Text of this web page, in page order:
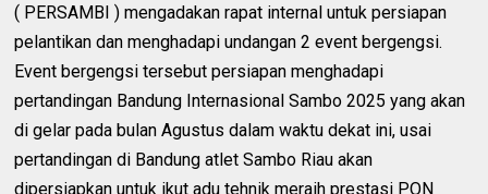
( PERSAMBI ) mengadakan rapat internal untuk persiapan
pelantikan dan menghadapi undangan 2 event bergengsi.
Event bergengsi tersebut persiapan menghadapi
pertandingan Bandung Internasional Sambo 2025 yang akan
di gelar pada bulan Agustus dalam waktu dekat ini, usai
pertandingan di Bandung atlet Sambo Riau akan
dipersiapkan untuk ikut adu tehnik meraih prestasi PON